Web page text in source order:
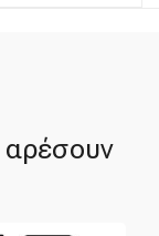
αρέσουν